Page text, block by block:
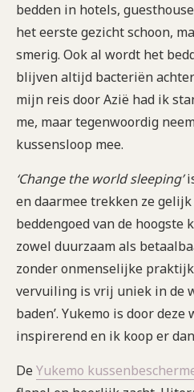
bedden in hotels,
het eerste gezicht schoon,
smerig. Ook al wordt het
blijven altijd bacteriën
mijn reis door Azië had ik
me, maar tegenwoordig
kussensloop mee.
‘Change the world sleeping’
en daarmee trekken ze
beddengoed van de hoogste
zowel duurzaam als
zonder onmenselijke
vervuiling is vrij uniek in de
baden’. Yukemo is door
inspirerend en ik koop er
DeYukemo